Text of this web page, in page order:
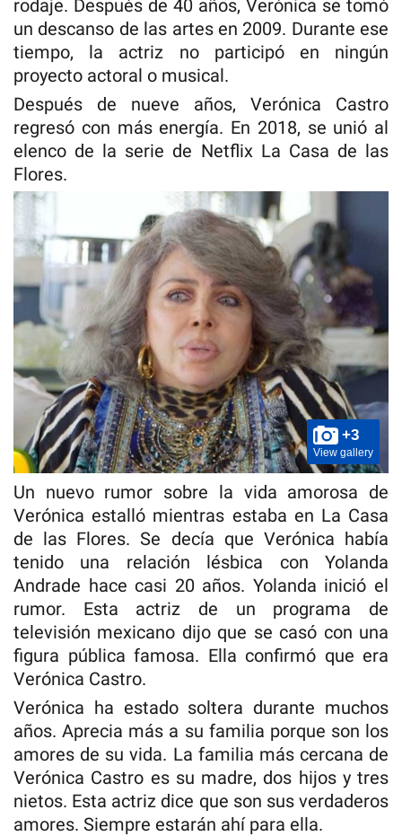
rodaje. Después de 40 años, Verónica se tomó
un descanso de las artes en 2009. Durante ese
tiempo, la actriz no participó en ningún
proyecto actoral o musical.
Después de nueve años, Verónica Castro
regresó con más energía. En 2018, se unió al
elenco de la serie de Netflix La Casa de las
Flores.
+3
View gallery
Un nuevo rumor sobre la vida amorosa de
Verónica estalló mientras estaba en La Casa
de las Flores. Se decía que Verónica había
tenido una relación lésbica con Yolanda
Andrade hace casi 20 años. Yolanda inició el
rumor. Esta actriz de un programa de
televisión mexicano dijo que se casó con una
figura pública famosa. Ella confirmó que era
Verónica Castro.
Verónica ha estado soltera durante muchos
años. Aprecia más a su familia porque son los
amores de su vida. La familia más cercana de
Verónica Castro es su madre, dos hijos y tres
nietos. Esta actriz dice que son sus verdaderos
amores. Siempre estarán ahí para ella.